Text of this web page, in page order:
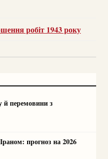
робіт 1943 року
й перемовини з
прогноз на 2026